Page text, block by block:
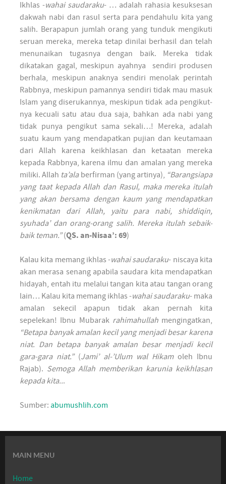
Ikh­las -wahai saudaraku- … adalah rahasia kesuk­sesan
dakwah nabi dan rasul serta para pen­dahulu kita yang
salih. Ber­apapun jum­lah orang yang tun­duk meng­ikuti
seruan mereka, mereka tetap dinilai ber­hasil dan telah
menunaikan tugas­nya dengan baik. Mereka tidak
dikatakan gagal, mes­kipun ayah­nya sen­diri produsen
ber­hala, mes­kipun anak­nya sen­diri menolak per­in­tah
Rabbnya, mes­kipun paman­nya sen­diri tidak mau masuk
Islam yang diserukan­nya, mes­kipun tidak ada pengikut­
nya kecuali satu atau dua saja, bahkan ada nabi yang
tidak punya pengikut sama sekali…! Mereka, adalah
suatu kaum yang men­dapatkan pujian dan keutamaan
dari Allah karena keikh­lasan dan ketaatan mereka
kepada Rabbnya, karena ilmu dan amalan yang mereka
miliki. Allah ta’alaber­firman (yang artinya), “Barang­siapa
yang taat kepada Allah dan Rasul, maka mereka itulah
yang akan ber­sama dengan kaum yang men­dapatkan
kenik­matan dari Allah, yaitu para nabi, shiddiqin,
syuhada’ dan orang-orang salih. Mereka itulah sebaik-
baik teman.”(QS. an-Nisaa’: 69)
Kalau kita memang ikh­las -wahai saudaraku- niscaya kita
akan merasa senang apabila saudara kita men­dapatkan
hidayah, entah itu melalui tangan kita atau tangan orang
lain… Kalau kita memang ikh­las -wahai saudaraku- maka
amalan sekecil apapun tidak akan per­nah kita
sepelekan! Ibnu Mubarak rahimahullahmeng­ingatkan,
“Betapa banyak amalan kecil yang men­jadi besar karena
niat. Dan betapa banyak amalan besar men­jadi kecil
gara-gara niat.”(Jami’ al-’Ulum wal Hikamoleh Ibnu
Rajab). Semoga Allah mem­berikan karunia keikh­lasan
kepada kita...
Sum­ber: abumushlih.com
MAIN MENU
Home